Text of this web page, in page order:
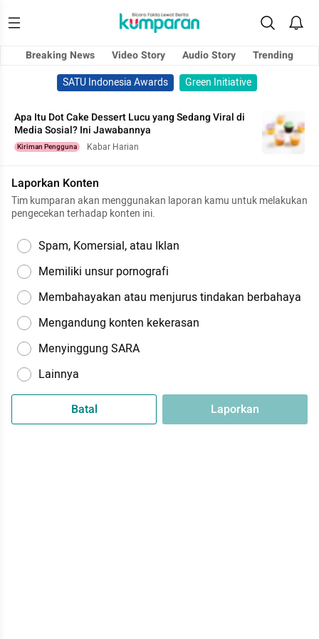
Breaking News Video Story Audio Story
Trending
SATU Indonesia Awards
Green Initiative
Apa Itu Dot Cake Dessert Lucu yang Sedang Viral di
Media Sosial? Ini Jawabannya
Kiriman Pengguna Kabar Harian
Laporkan Konten
Tim kumparan akan menggunakan laporan kamu untuk melakukan
pengecekan terhadap konten ini.
Spam, Komersial, atau Iklan
Memiliki unsur pornografi
Membahayakan atau menjurus tindakan berbahaya
Mengandung konten kekerasan
Menyinggung SARA
Lainnya
Batal Laporkan